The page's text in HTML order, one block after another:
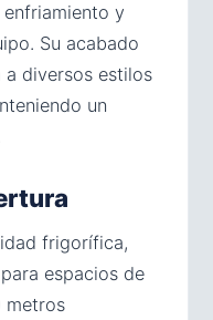
y
Su acabado
a diversos estilos
un
frigorífica,
espacios de
metros